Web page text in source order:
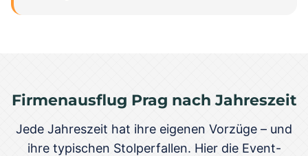
Firmenausflug Prag nach Jahreszeit
Jede Jahreszeit hat ihre eigenen Vorzüge – und
ihre typischen Stolperfallen. Hier die Event-